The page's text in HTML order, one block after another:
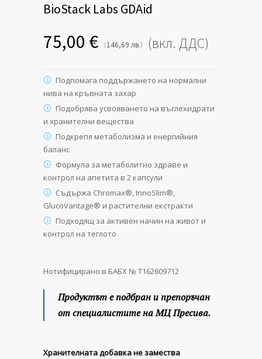
BioStack Labs GDAid
75,00 € (146,69 лв.) (вкл. ДДС)
Подпомага поддържането на нормални
нива на кръвната захар
Подобрява усвояването на въглехидрати
и хранителни вещества
Подкрепя метаболизма и енергийния
баланс
Формула за метаболитно здраве и
контрол на апетита в 2 капсули
Съдържа Chromax®, InnoSlim®,
GlucoVantage® и растителни екстракти
Подходящ за активен начин на живот и
контрол на теглото
Нотифицирано в БАБХ № Т162609712
Продуктът е подбран и препоръчан
от специалистите на МЦ Пресива.
Хранителната добавка не замества